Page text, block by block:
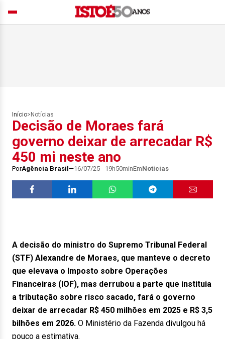
Início> Notícias
Decisão de Moraes fará
governo deixar de arrecadar R$
450 mi neste ano
PorAgência Brasil 16/07/25 - 19h50minEmNotícias
A decisão do ministro do Supremo Tribunal Federal
(STF) Alexandre de Moraes, que manteve o decreto
que elevava o Imposto sobre Operações
Financeiras (IOF), mas derrubou a parte que instituia
a tributação sobre risco sacado, fará o governo
deixar de arrecadar R$ 450 milhões em 2025 e R$ 3,5
bilhões em 2026. O Ministério da Fazenda divulgou há
pouco a estimativa.